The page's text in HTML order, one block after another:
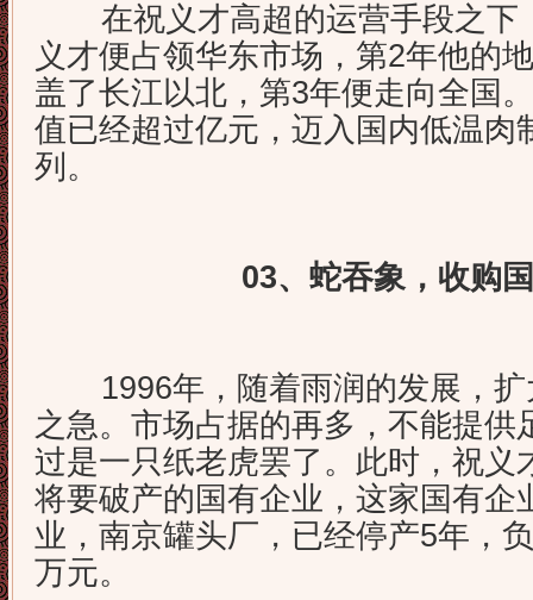
在祝义才高超的运营手段之下
义才便占领华东市场，第2年他的
盖了长江以北，第3年便走向全国
值已经超过亿元，迈入国内低温肉
列。
03、蛇吞象，收购
1996年，随着雨润的发展，扩
之急。市场占据的再多，不能提供
过是一只纸老虎罢了。此时，祝义
将要破产的国有企业，这家国有企
业，南京罐头厂，已经停产5年，
万元。